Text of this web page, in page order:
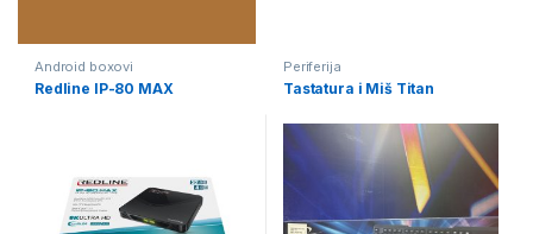
Android boxovi
Redline IP-80 MAX
Periferija
Tastatura i Miš Titan